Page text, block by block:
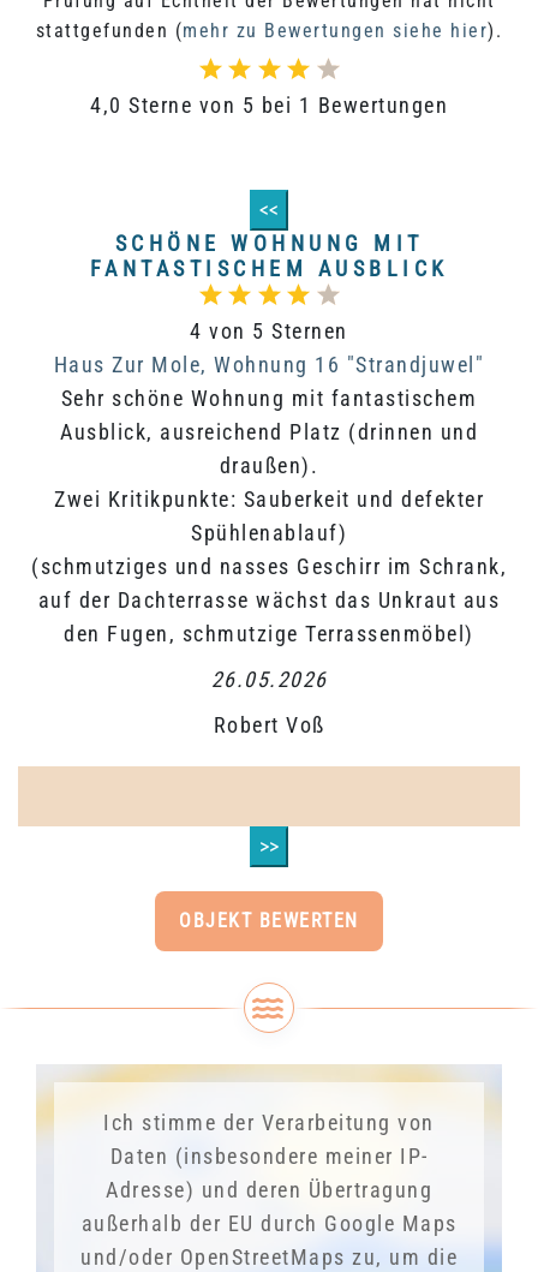
stattgefunden (mehr zu Bewertungen siehe hier).
4,0 Sterne von 5 bei 1 Bewertungen
<<
SCHÖNE WOHNUNG MIT
FANTASTISCHEM AUSBLICK
4 von 5 Sternen
Haus Zur Mole, Wohnung 16 "Strandjuwel"
Sehr schöne Wohnung mit fantastischem
Ausblick, ausreichend Platz (drinnen und
draußen).
Zwei Kritikpunkte: Sauberkeit und defekter
Spühlenablauf)
(schmutziges und nasses Geschirr im Schrank,
auf der Dachterrasse wächst das Unkraut aus
den Fugen, schmutzige Terrassenmöbel)
26.05.2026
Robert Voß
>>
OBJEKT BEWERTEN
Ich stimme der Verarbeitung von
Daten (insbesondere meiner IP-
Adresse) und deren Übertragung
außerhalb der EU durch Google Maps
und/oder OpenStreetMaps zu, um die